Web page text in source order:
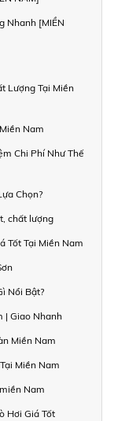
Nhanh [MIỀN
Lượng Tại Miền
Nam
Chi Phí Như Thế
Chọn?
chất lượng
Tốt Tại Miền Nam
Nổi Bật?
| Giao Nhanh
Miền Nam
Miền Nam
Nam
Hơi Giá Tốt